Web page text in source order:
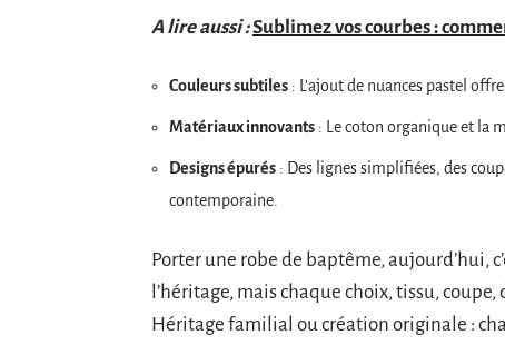
A lire aussi :Sublimez vos courbes :
Couleurs subtiles : L’ajout de nuances pastel
Matériaux innovants : Le coton organique et la
Designs épurés : Des lignes simplifiées, des
contemporaine.
Porter une robe de baptême, aujourd’hui,
l’héritage, mais chaque choix, tissu,
Héritage familial ou création originale :